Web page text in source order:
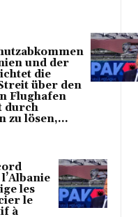
und der
die
über den
Flughafen
durch
zu lösen,...
les
le
à